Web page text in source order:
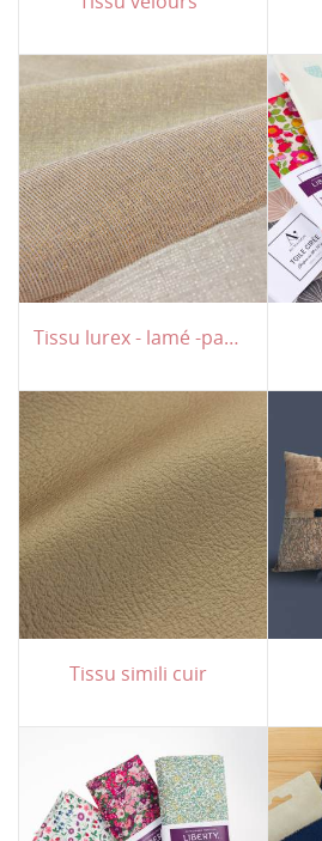
Tissu lurex - lamé -pailleté
Tissu simili cuir